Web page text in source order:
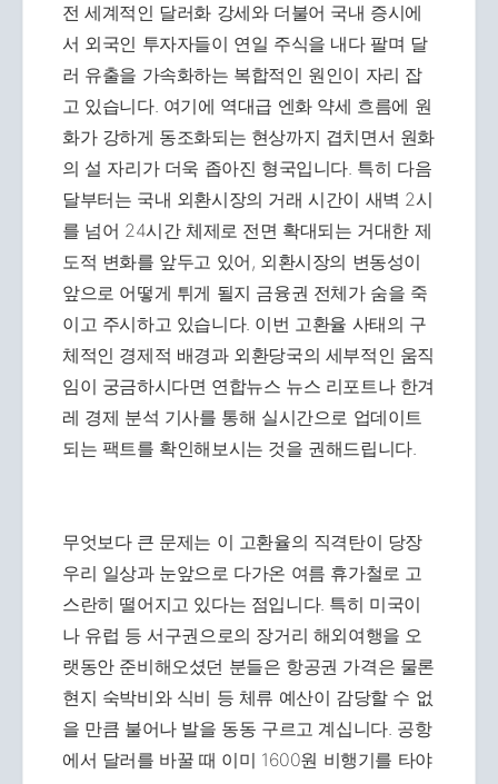
전 세계적인 달러화 강세와 더불어 국내 증시에
서 외국인 투자자들이 연일 주식을 내다 팔며 달
러 유출을 가속화하는 복합적인 원인이 자리 잡
고 있습니다. 여기에 역대급 엔화 약세 흐름에 원
화가 강하게 동조화되는 현상까지 겹치면서 원화
의 설 자리가 더욱 좁아진 형국입니다. 특히 다음
달부터는 국내 외환시장의 거래 시간이 새벽 2시
를 넘어 24시간 체제로 전면 확대되는 거대한 제
도적 변화를 앞두고 있어, 외환시장의 변동성이
앞으로 어떻게 튀게 될지 금융권 전체가 숨을 죽
이고 주시하고 있습니다. 이번 고환율 사태의 구
체적인 경제적 배경과 외환당국의 세부적인 움직
임이 궁금하시다면 연합뉴스 뉴스 리포트나 한겨
레 경제 분석 기사를 통해 실시간으로 업데이트
되는 팩트를 확인해보시는 것을 권해드립니다.
무엇보다 큰 문제는 이 고환율의 직격탄이 당장
우리 일상과 눈앞으로 다가온 여름 휴가철로 고
스란히 떨어지고 있다는 점입니다. 특히 미국이
나 유럽 등 서구권으로의 장거리 해외여행을 오
랫동안 준비해오셨던 분들은 항공권 가격은 물론
현지 숙박비와 식비 등 체류 예산이 감당할 수 없
을 만큼 불어나 발을 동동 구르고 계십니다. 공항
에서 달러를 바꿀 때 이미 1600원 비행기를 타야